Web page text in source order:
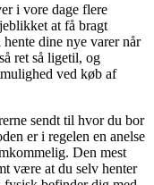
i vore dage flere
at få bragt
dine nye varer når
ret så ligetil, og
ved køb af
sendt til hvor du bor
er i regelen en anelse
Den mest
være at du selv henter